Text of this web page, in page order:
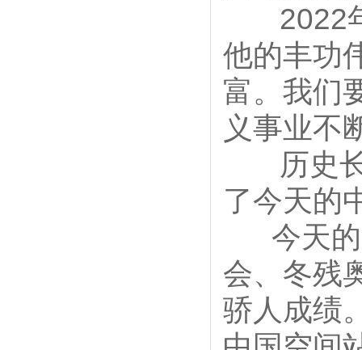
2022年
他的丰功
富。我们
义事业不
历史长
了今天的
今天的
会、冬残
骄人成绩